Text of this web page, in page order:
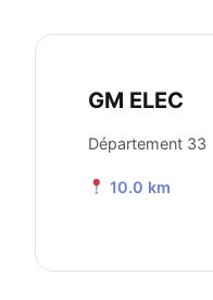
GM ELEC
Département 33
10.0 km